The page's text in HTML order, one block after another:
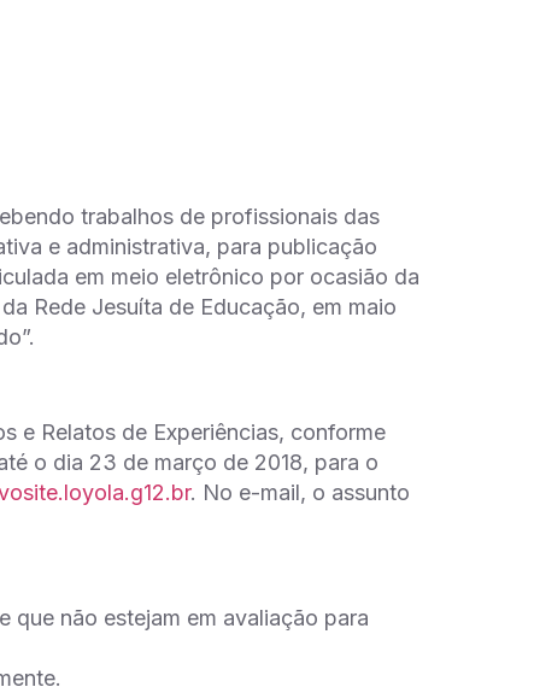
trabalhos de profissionais das
e administrativa, para publicação
em meio eletrônico por ocasião da
Rede Jesuíta de Educação, em maio
e Relatos de Experiências, conforme
o dia 23 de março de 2018, para o
. No e-mail, o assunto
que não estejam em avaliação para